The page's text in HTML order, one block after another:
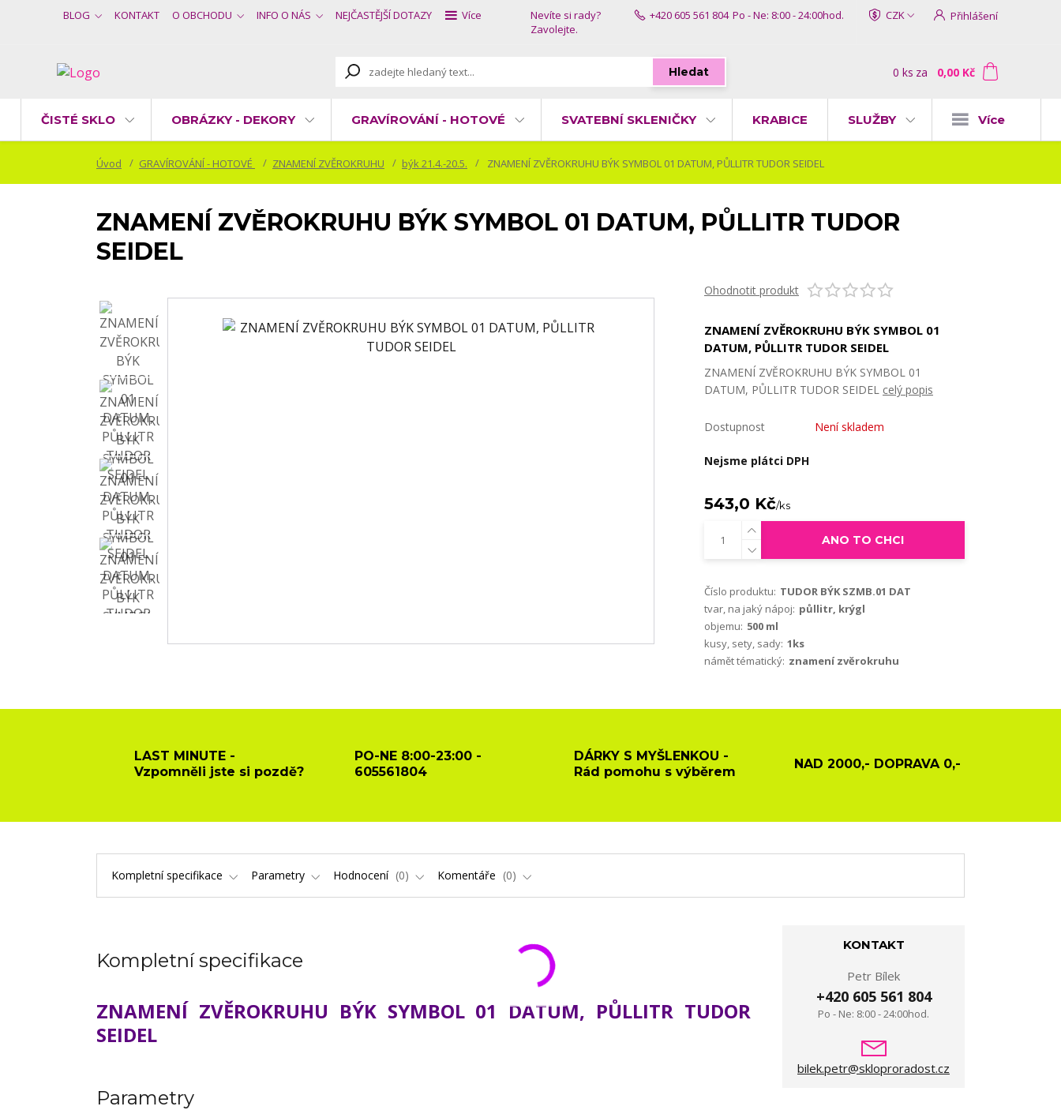
BLOG KONTAKT O OBCHODU INFO O NÁS NEJČASTĚJŠÍ DOTAZY Více CZK Přihlášení
Hledat
Nevíte si rady?
Zavolejte.
+420 605 561 804 Po - Ne: 8:00 - 24:00hod.
0 ks za 0,00 Kč
ČISTÉ SKLO OBRÁZKY - DEKORY GRAVÍROVÁNÍ - HOTOVÉ SVATEBNÍ SKLENIČKY KRABICE SLUŽBY Více
Úvod GRAVÍROVÁNÍ - HOTOVÉ ZNAMENÍ ZVĚROKRUHU býk 21.4.-20.5. ZNAMENÍ ZVĚROKRUHU BÝK SYMBOL 01 DATUM, PŮLLITR TUDOR SEIDEL
ZNAMENÍ ZVĚROKRUHU BÝK SYMBOL 01 DATUM, PŮLLITR TUDOR
SEIDEL
Ohodnotit produkt
ZNAMENÍ ZVĚROKRUHU BÝK SYMBOL 01
DATUM, PŮLLITR TUDOR SEIDEL
ZNAMENÍ ZVĚROKRUHU BÝK SYMBOL 01
DATUM, PŮLLITR TUDOR SEIDEL celý popis
Dostupnost Není skladem
Nejsme plátci DPH
543,0 Kč/ks
ANO TO CHCI
Číslo produktu: TUDOR BÝK SZMB.01 DAT
tvar, na jaký nápoj: půllitr, krýgl
objemu: 500 ml
kusy, sety, sady: 1ks
námět tématický: znamení zvěrokruhu
LAST MINUTE -
Vzpomněli jste si pozdě?
PO-NE 8:00-23:00 -
605561804
DÁRKY S MYŠLENKOU -
Rád pomohu s výběrem
NAD 2000,- DOPRAVA 0,-
Kompletní specifikace Parametry Hodnocení 0 Komentáře 0
Kompletní specifikace
ZNAMENÍ ZVĚROKRUHU BÝK SYMBOL 01 DATUM, PŮLLITR TUDOR
SEIDEL
Parametry
KONTAKT
Petr Bílek
+420 605 561 804
Po - Ne: 8:00 - 24:00hod.
bilek.petr@skloproradost.cz